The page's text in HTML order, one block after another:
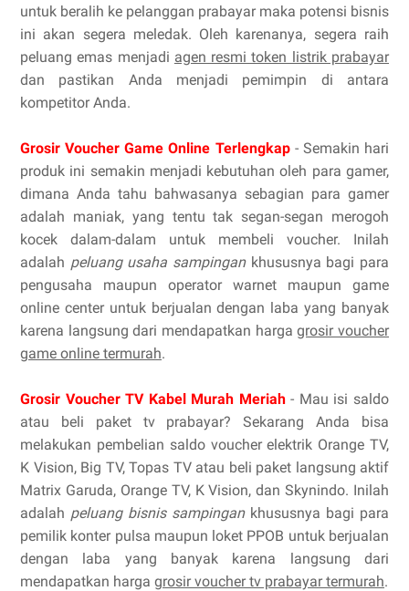
untuk beralih ke pelanggan prabayar maka potensi bisnis
ini akan segera meledak. Oleh karenanya, segera raih
peluang emas menjadi agen resmi token listrik prabayar
dan pastikan Anda menjadi pemimpin di antara
kompetitor Anda.
Grosir Voucher Game Online Terlengkap- Semakin hari
produk ini semakin menjadi kebutuhan oleh para gamer,
dimana Anda tahu bahwasanya sebagian para gamer
adalah maniak, yang tentu tak segan-segan merogoh
kocek dalam-dalam untuk membeli voucher. Inilah
adalah peluang usaha sampingankhususnya bagi para
pengusaha maupun operator warnet maupun game
online center untuk berjualan dengan laba yang banyak
karena langsung dari mendapatkan hargagrosir voucher
game online termurah.
Grosir Voucher TV Kabel Murah Meriah- Mau isi saldo
atau beli paket tv prabayar? Sekarang Anda bisa
melakukan pembelian saldo voucher elektrik Orange TV,
K Vision, Big TV, Topas TV atau beli paket langsung aktif
Matrix Garuda, Orange TV, K Vision, dan Skynindo. Inilah
adalah peluang bisnis sampingankhususnya bagi para
pemilik konter pulsa maupun loket PPOB untuk berjualan
dengan laba yang banyak karena langsung dari
mendapatkan harga grosir voucher tv prabayar termurah.